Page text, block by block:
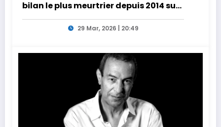
bilan le plus meurtrier depuis 2014 sur
les côtes de l’Afrique du Nord
29 Mar, 2026 | 20:49